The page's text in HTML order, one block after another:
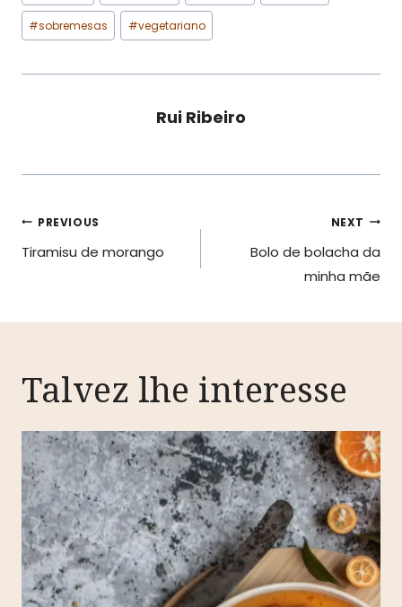
#sobremesas #vegetariano
Rui Ribeiro
Navegação
de
PREVIOUS
Tiramisu de morango
NEXT
Bolo de bolacha da
minha mãe
Talvez lhe interesse